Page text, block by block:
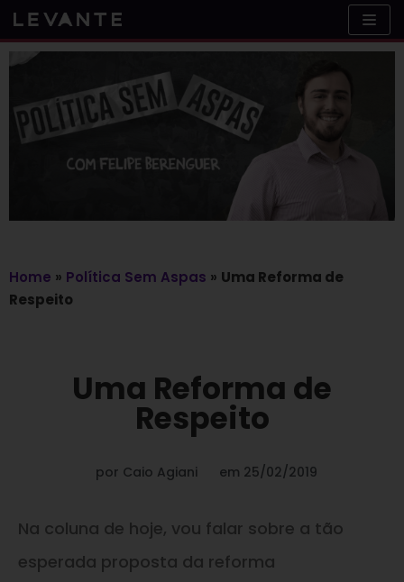
Skip
to
content
Home » Política Sem Aspas » Uma Reforma de
Respeito
Uma Reforma de
Respeito
por Caio Agiani em 25/02/2019
Na coluna de hoje, vou falar sobre a tão
esperada proposta da reforma